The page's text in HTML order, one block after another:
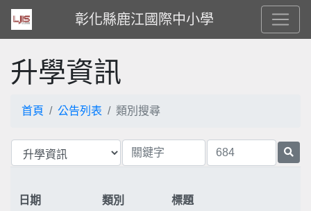
彰化縣鹿江國際中小學
升學資訊
首頁 公告列表 類別搜尋
日期 類別 標題